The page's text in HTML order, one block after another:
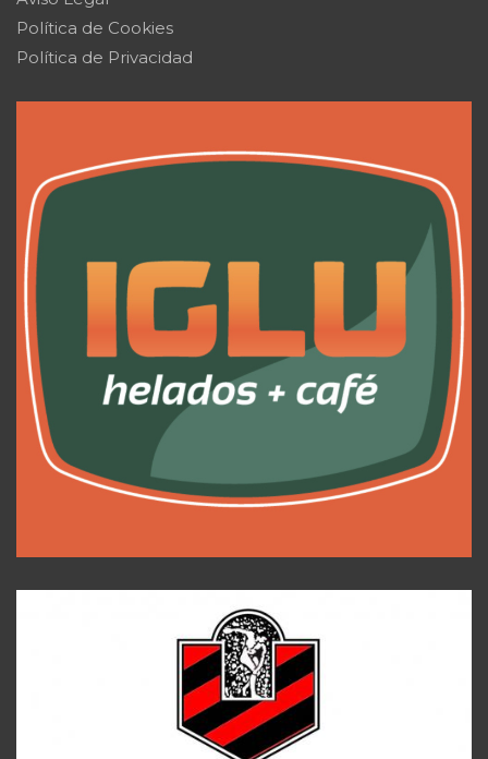
Política de Cookies
Política de Privacidad